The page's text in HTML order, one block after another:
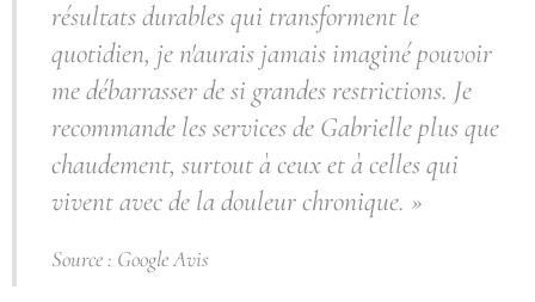
résultats durables qui transforment le
quotidien, je n'aurais jamais imaginé pouvoir
me débarrasser de si grandes restrictions. Je
recommande les services de Gabrielle plus que
chaudement, surtout à ceux et à celles qui
vivent avec de la douleur chronique. »
Source : Google Avis